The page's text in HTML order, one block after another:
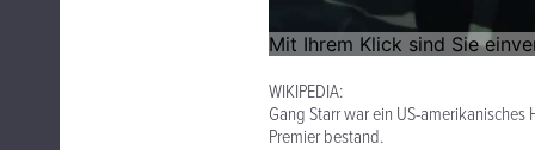
WIKIPEDIA:
Gang Starr war ein US-
Premier bestand.